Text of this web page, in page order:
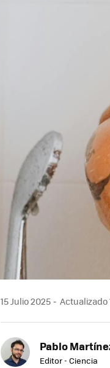
15 Julio 2025 Actualizado
Pablo
Editor - Ciencia